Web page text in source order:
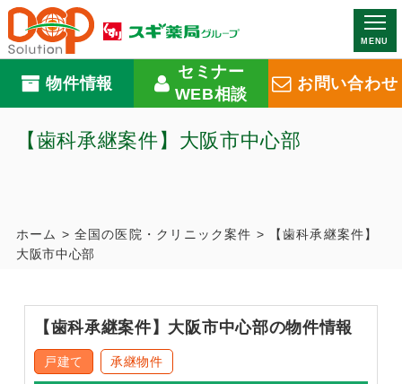
MENU
物件情報
セミナー
WEB相談
お問い合わせ
【歯科承継案件】大阪市中心部
ホーム > 全国の医院・クリニック案件 >
【歯科承継案件】
大阪市中心部
【歯科承継案件】大阪市中心部の物件情報
戸建て 承継物件